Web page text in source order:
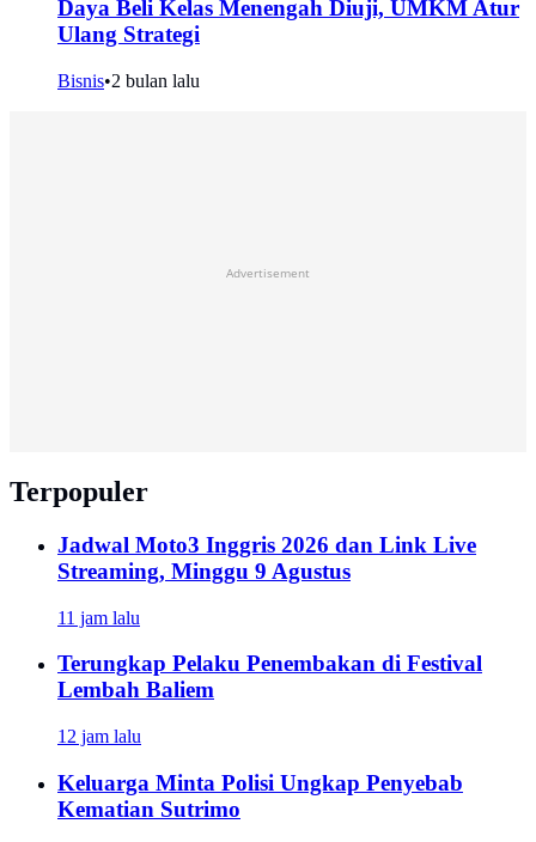
Daya Beli Kelas Menengah Diuji, UMKM Atur
Ulang Strategi
Bisnis•2 bulan lalu
Advertisement
Terpopuler
Jadwal Moto3 Inggris 2026 dan Link Live
Streaming, Minggu 9 Agustus
11 jam lalu
Terungkap Pelaku Penembakan di Festival
Lembah Baliem
12 jam lalu
Keluarga Minta Polisi Ungkap Penyebab
Kematian Sutrimo